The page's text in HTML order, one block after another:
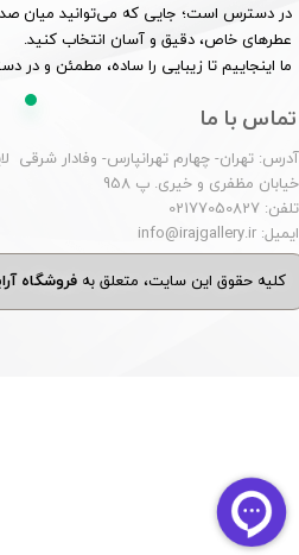
در دسترس است؛ جایی که می‌توانید میان
عطرهای خاص، دقیق و آسان انتخاب کنید.
ما اینجاییم تا زیبایی را ساده، مطمئن و در
تماس با ما
آدرس: تهران- چهارم تهرانپارس- وفادار شرقی
خیابان مظفری و خیری. پ 958
تلفن: 02177050827
ایمیل: info@irajgallery.ir
کلیه حقوق این سایت، متعلق به فروشگاه